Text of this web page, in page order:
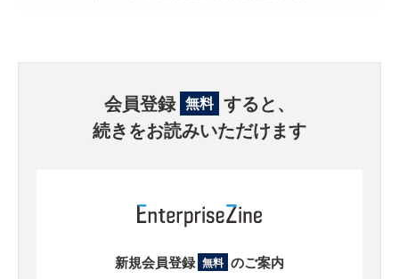
会員登録 無料 すると、
続きをお読みいただけます
新規会員登録 無料 のご案内